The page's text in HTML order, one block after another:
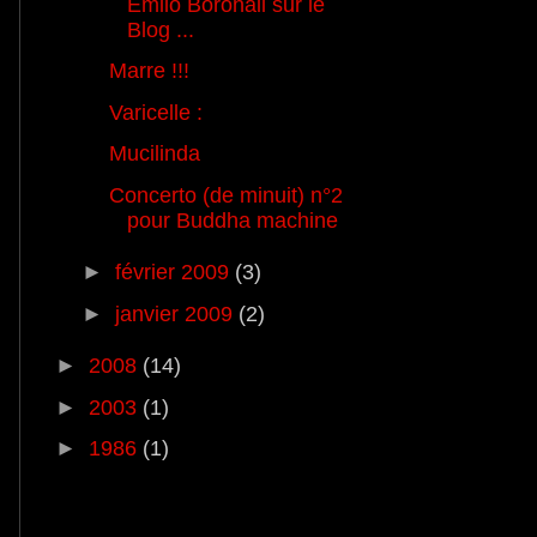
Blog ...
Marre !!!
Varicelle :
Mucilinda
Concerto (de minuit) n°2
pour Buddha machine
► février 2009 (3)
► janvier 2009 (2)
► 2008 (14)
► 2003 (1)
► 1986 (1)